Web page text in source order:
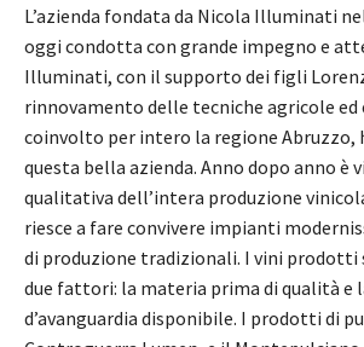
L’azienda fondata da Nicola Illuminati
oggi condotta con grande impegno e
Illuminati, con il supporto dei figli
rinnovamento delle tecniche agricole ed
coinvolto per intero la regione Abruzzo,
questa bella azienda. Anno dopo anno è
qualitativa dell’intera produzione
riesce a fare convivere impianti
di produzione tradizionali. I vini
due fattori: la materia prima di qualità e
d’avanguardia disponibile. I prodotti di